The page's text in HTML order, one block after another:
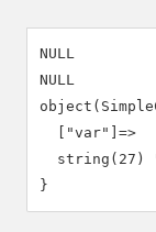
NULL
NULL
  ["var"]=>
string(27)